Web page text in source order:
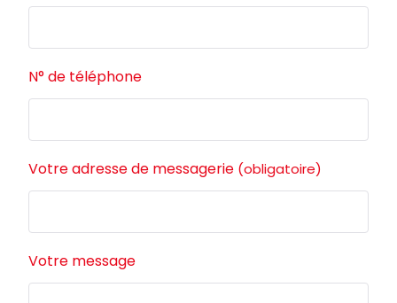
N° de téléphone
Votre adresse de messagerie (obligatoire)
Votre message